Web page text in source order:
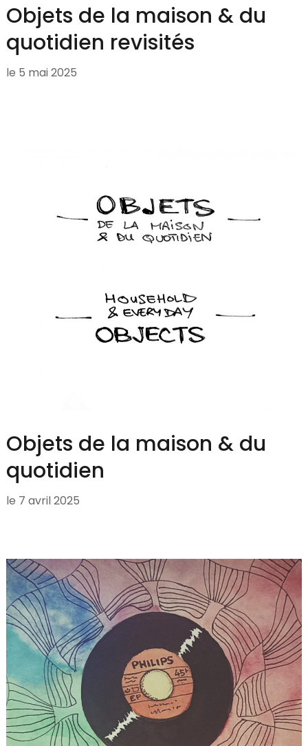
Objets de la maison & du
quotidien revisités
le 5 mai 2025
Objets de la maison & du
quotidien
le 7 avril 2025